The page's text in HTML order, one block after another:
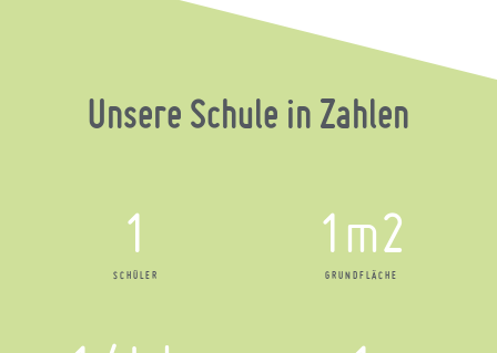
Unsere Schule in Zahlen
SCHÜLER
1
GRUNDFLÄCHE
1m2